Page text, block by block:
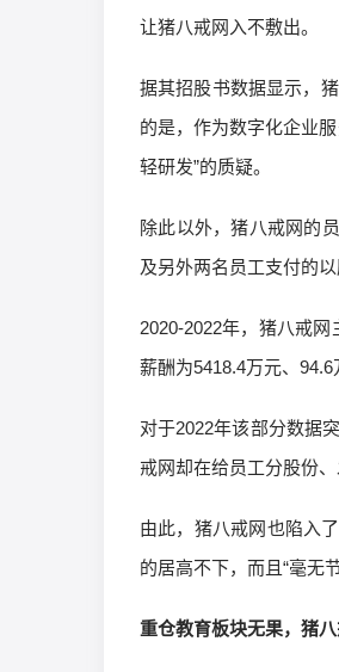
让猪八戒网入不敷出。
据其招股书数据显示，
的是，作为数字化企业
轻研发”的质疑。
除此以外，猪八戒网的
及另外两名员工支付的
2020-2022年，猪八戒
薪酬为5418.4万元、
对于2022年该部分数据
戒网却在给员工分股份
由此，猪八戒网也陷入
的居高不下，而且“毫无
重仓教育板块无果，猪